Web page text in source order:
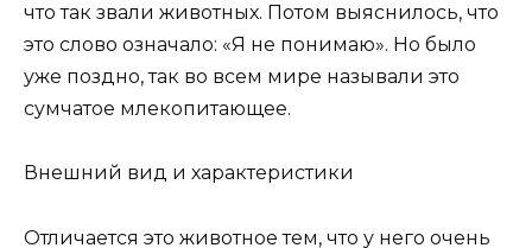
что так звали животных. Потом выяснилось, что
это слово означало: «Я не понимаю». Но было
уже поздно, так во всем мире называли это
сумчатое млекопитающее.
Внешний вид и характеристики
Отличается это животное тем, что у него очень